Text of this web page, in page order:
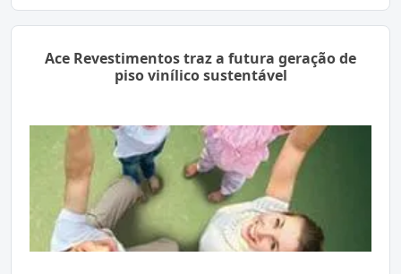
Ace Revestimentos traz a futura geração de
piso vinílico sustentável